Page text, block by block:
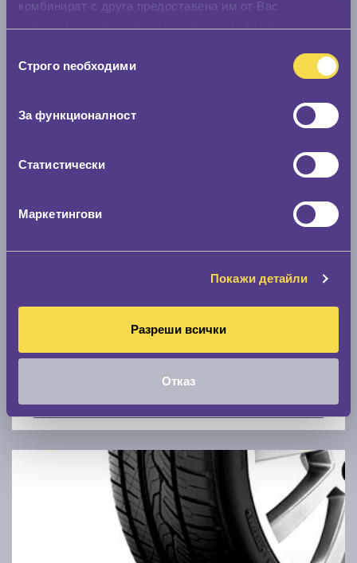
комбинират с друга предоставена им от Вас
наСтрого nеобходими
За функционалност
Статистически
Маркетингови
Покажи детайли
Разреши всички
Отказ
Скоростомер при 100
Покажи гуми